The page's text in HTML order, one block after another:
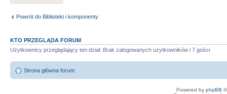
Powrót do Biblioteki i komponenty
KTO PRZEGLĄDA FORUM
Użytkownicy przeglądający ten dział: Brak zalogowanych użytkowników i 7 gości
Strona główna forum
Powered by phpBB